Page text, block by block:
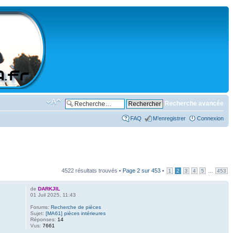
Recherche avancée
FAQ M’enregistrer Connexion
4522 résultats trouvés • Page 2 sur 453 • 1 2 3 4 5 453
de DARKJIL
01 Juil 2025, 11:43
Forums: Recherche de pièces
Sujet: [MA61] pièces intérieures
Réponses: 14
Vus: 7661